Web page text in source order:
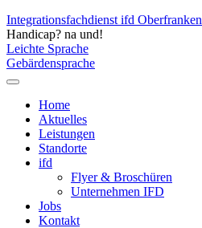
Integrationsfachdienst ifd Oberfranken
Handicap? na und!
Leichte Sprache
Gebärdensprache
Home
Aktuelles
Leistungen
Standorte
ifd
Flyer & Broschüren
Unternehmen IFD
Jobs
Kontakt